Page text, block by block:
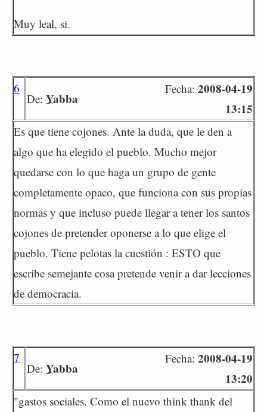
Muy leal, si.
6
De: Yabba
Fecha: 2008-04-19
13:15
Es que tiene cojones. Ante la duda, que le den a
algo que ha elegido el pueblo. Mucho mejor
quedarse con lo que haga un grupo de gente
completamente opaco, que funciona con sus propias
normas y que incluso puede llegar a tener los santos
cojones de pretender oponerse a lo que elige el
pueblo. Tiene pelotas la cuestión : ESTO que
escribe semejante cosa pretende venir a dar lecciones
de democracia.
7
De: Yabba
Fecha: 2008-04-19
13:20
"gastos sociales. Como el nuevo think thank del